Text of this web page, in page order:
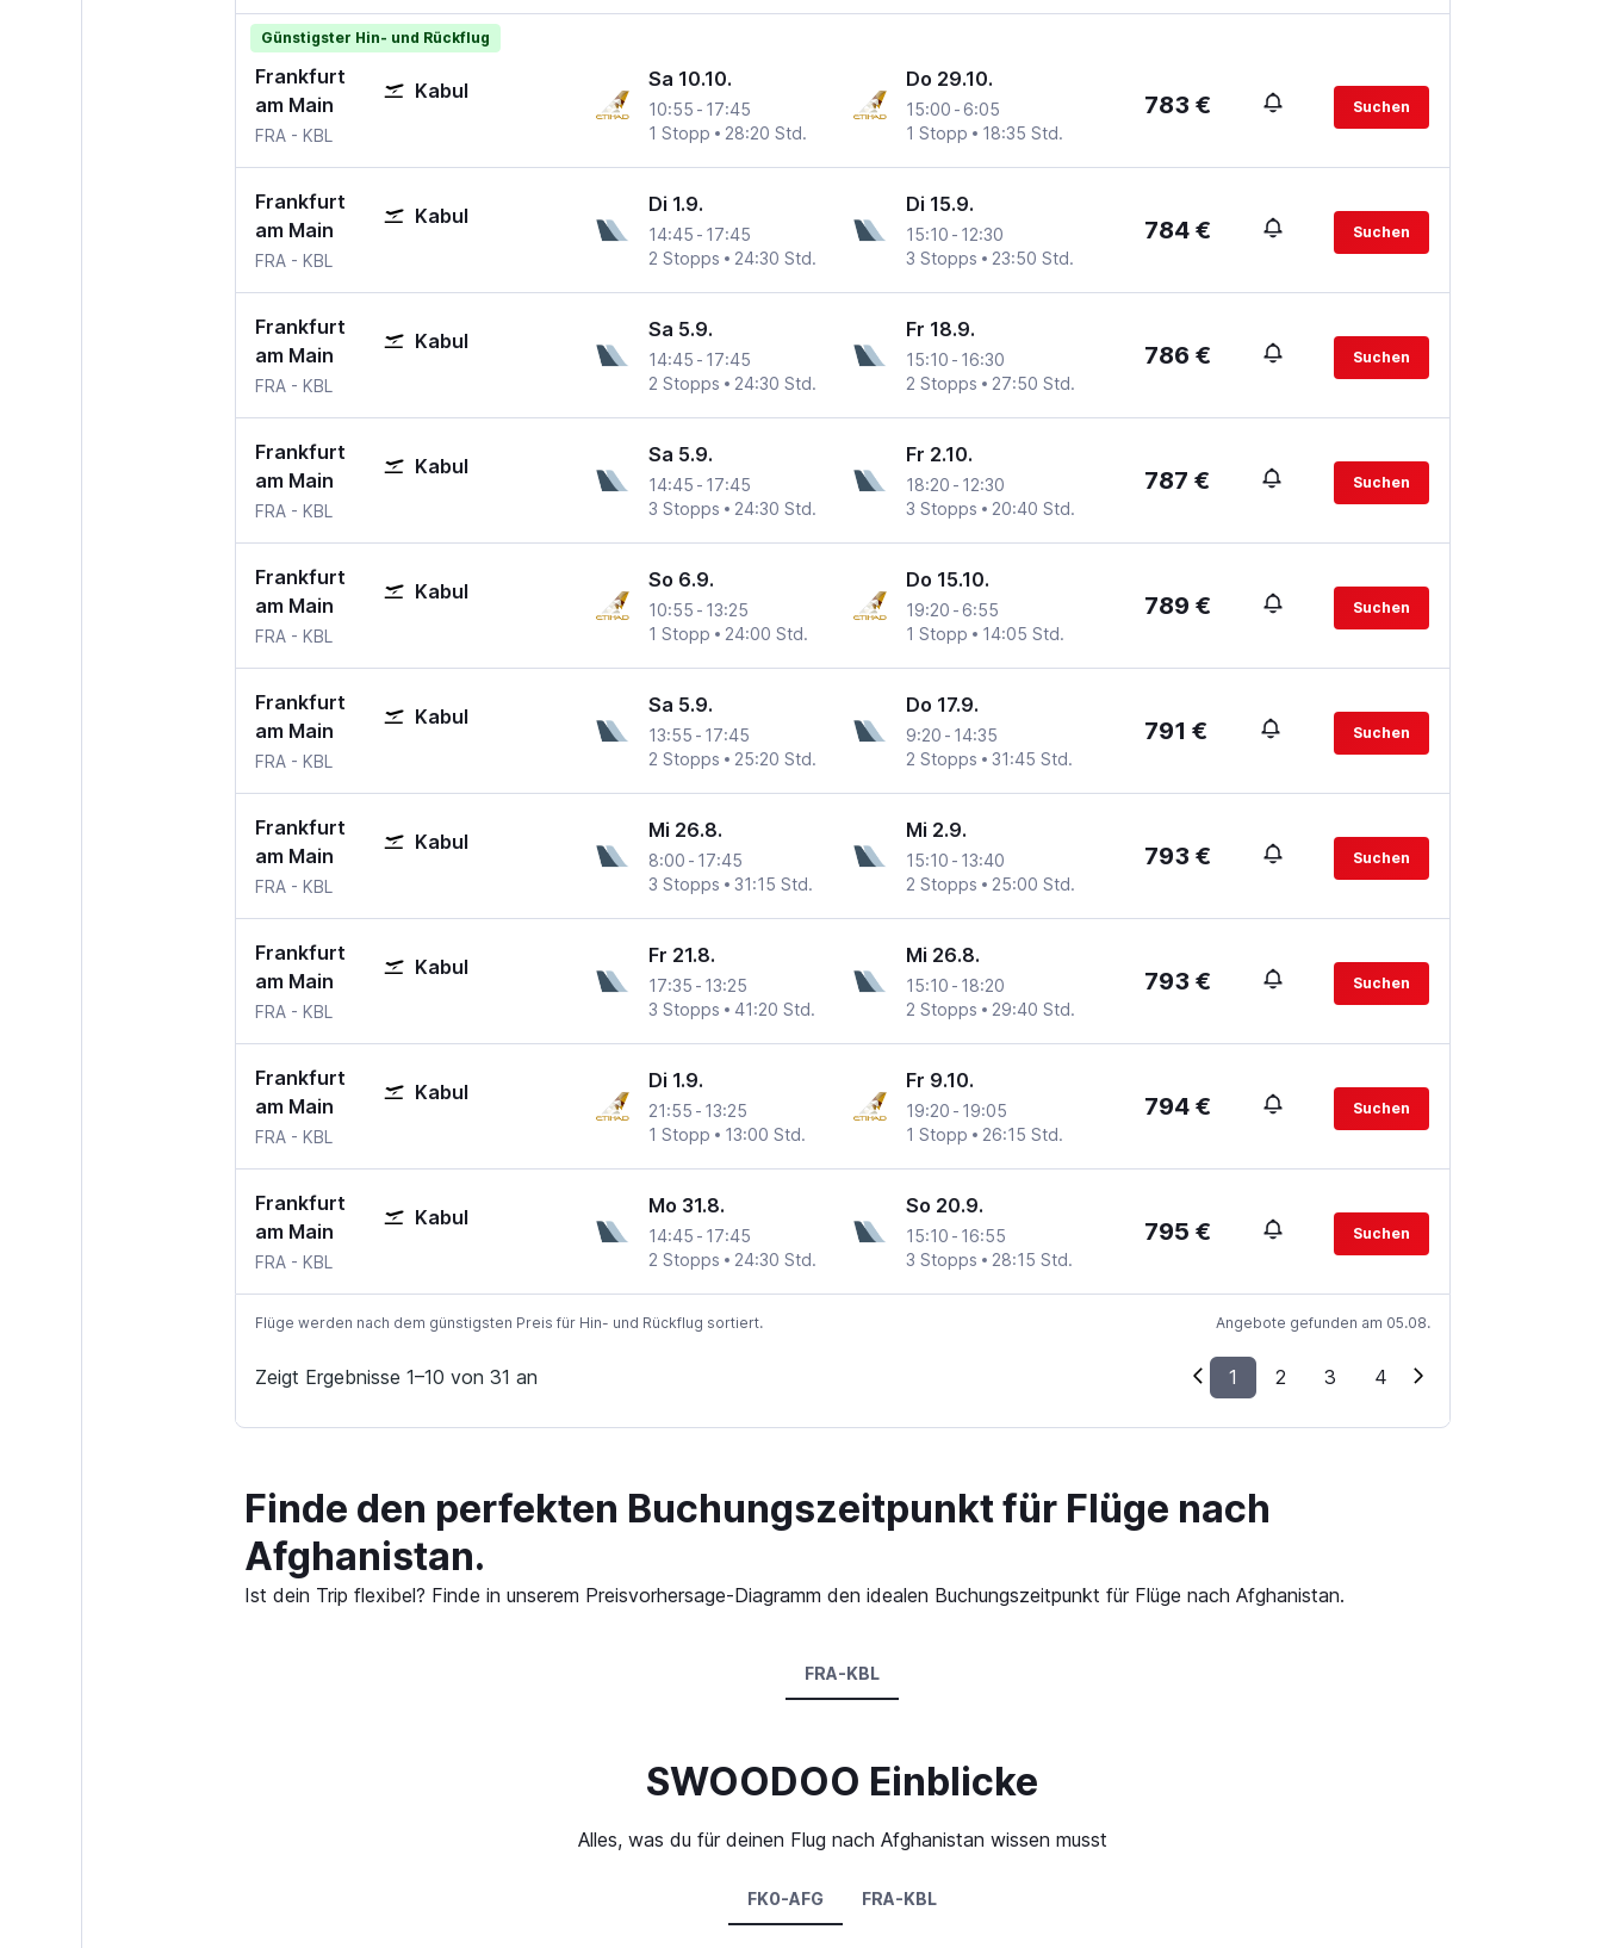
Günstigster Hin- und Rückflug
Frankfurt
am Main
Kabul
FRA Frankfurt am Main
- KBL
Sa 10.10.
10:55 - 17:45
1 Stopp
28:20 Std.
Do 29.10.
15:00 - 6:05
1 Stopp
18:35 Std.
783 € Suchen
Frankfurt
am Main
Kabul
FRA Frankfurt am Main
- KBL
Di 1.9.
14:45 - 17:45
2 Stopps
24:30 Std.
Di 15.9.
15:10 - 12:30
3 Stopps
23:50 Std.
784 € Suchen
Frankfurt
am Main
Kabul
FRA Frankfurt am Main
- KBL
Sa 5.9.
14:45 - 17:45
2 Stopps
24:30 Std.
Fr 18.9.
15:10 - 16:30
2 Stopps
27:50 Std.
786 € Suchen
Frankfurt
am Main
Kabul
FRA Frankfurt am Main
- KBL
Sa 5.9.
14:45 - 17:45
3 Stopps
24:30 Std.
Fr 2.10.
18:20 - 12:30
3 Stopps
20:40 Std.
787 € Suchen
Frankfurt
am Main
Kabul
FRA Frankfurt am Main
- KBL
So 6.9.
10:55 - 13:25
1 Stopp
24:00 Std.
Do 15.10.
19:20 - 6:55
1 Stopp
14:05 Std.
789 € Suchen
Frankfurt
am Main
Kabul
FRA Frankfurt am Main
- KBL
Sa 5.9.
13:55 - 17:45
2 Stopps
25:20 Std.
Do 17.9.
9:20 - 14:35
2 Stopps
31:45 Std.
791 € Suchen
Frankfurt
am Main
Kabul
FRA Frankfurt am Main
- KBL
Mi 26.8.
8:00 - 17:45
3 Stopps
31:15 Std.
Mi 2.9.
15:10 - 13:40
2 Stopps
25:00 Std.
793 € Suchen
Frankfurt
am Main
Kabul
FRA Frankfurt am Main
- KBL
Fr 21.8.
17:35 - 13:25
3 Stopps
41:20 Std.
Mi 26.8.
15:10 - 18:20
2 Stopps
29:40 Std.
793 € Suchen
Frankfurt
am Main
Kabul
FRA Frankfurt am Main
- KBL
Di 1.9.
21:55 - 13:25
1 Stopp
13:00 Std.
Fr 9.10.
19:20 - 19:05
1 Stopp
26:15 Std.
794 € Suchen
Frankfurt
am Main
Kabul
FRA Frankfurt am Main
- KBL
Mo 31.8.
14:45 - 17:45
2 Stopps
24:30 Std.
So 20.9.
15:10 - 16:55
3 Stopps
28:15 Std.
795 € Suchen
Flüge werden nach dem günstigsten Preis für Hin- und Rückflug sortiert. Angebote gefunden am 05.08.
Zeigt Ergebnisse 1–10 von 31 an 1 2 3 4
Finde den perfekten Buchungszeitpunkt für Flüge nach
Afghanistan.
Ist dein Trip flexibel? Finde in unserem Preisvorhersage-Diagramm den idealen Buchungszeitpunkt für Flüge nach Afghanistan.
FRA-KBL
SWOODOO Einblicke
Alles, was du für deinen Flug nach Afghanistan wissen musst
FK0-AFG FRA-KBL